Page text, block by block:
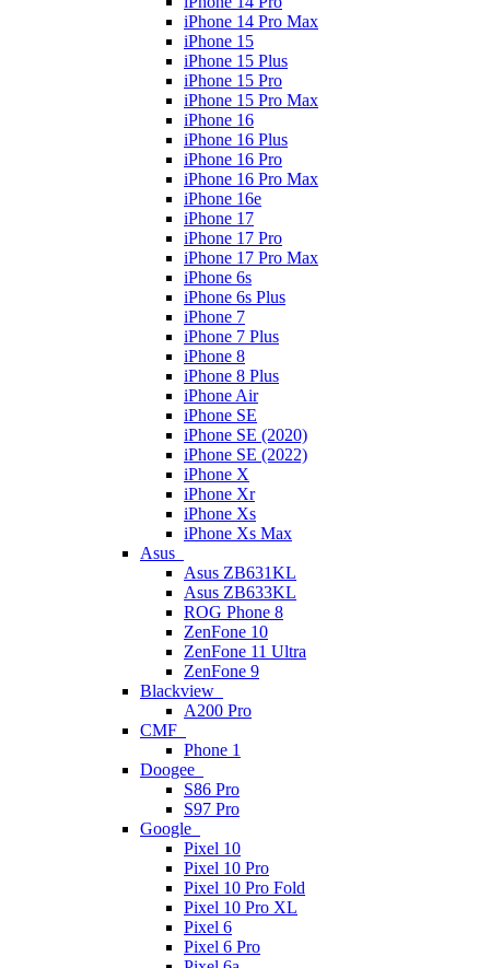
iPhone 14 Pro Max
iPhone 15
iPhone 15 Plus
iPhone 15 Pro
iPhone 15 Pro Max
iPhone 16
iPhone 16 Plus
iPhone 16 Pro
iPhone 16 Pro Max
iPhone 16e
iPhone 17
iPhone 17 Pro
iPhone 17 Pro Max
iPhone 6s
iPhone 6s Plus
iPhone 7
iPhone 7 Plus
iPhone 8
iPhone 8 Plus
iPhone Air
iPhone SE
iPhone SE (2020)
iPhone SE (2022)
iPhone X
iPhone Xr
iPhone Xs
iPhone Xs Max
Asus
Asus ZB631KL
Asus ZB633KL
ROG Phone 8
ZenFone 10
ZenFone 11 Ultra
ZenFone 9
Blackview
A200 Pro
CMF
Phone 1
Doogee
S86 Pro
S97 Pro
Google
Pixel 10
Pixel 10 Pro
Pixel 10 Pro Fold
Pixel 10 Pro XL
Pixel 6
Pixel 6 Pro